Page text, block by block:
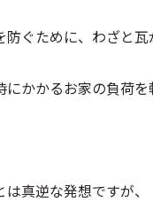
防ぐために、わざと
にかかるお家の負荷
は真逆な発想ですが、